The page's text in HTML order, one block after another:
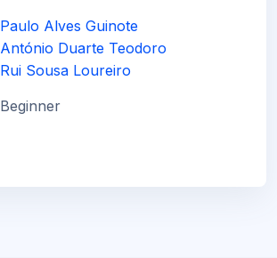
Paulo Alves Guinote
António Duarte Teodoro
Rui Sousa Loureiro
Beginner